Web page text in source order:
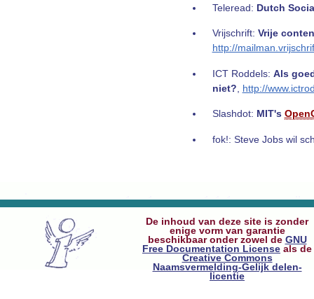
Teleread: Dutch
Vrijschrift: Vrije
http://
ICT Roddels: Als
niet?
http://
Slashdot: MIT's
fok!: Steve Jobs wil
De inhoud van deze site is zonder
enige vorm van garantie
beschikbaar onder zowel de GNU
Free Documentation License als de
Creative Commons
Naamsvermelding-Gelijk delen-
licentie